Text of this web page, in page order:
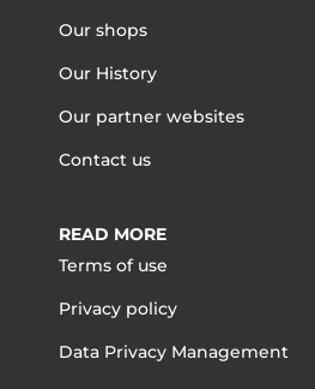
Our shops
Our History
Our partner websites
Contact us
READ MORE
Terms of use
Privacy policy
Data Privacy Management